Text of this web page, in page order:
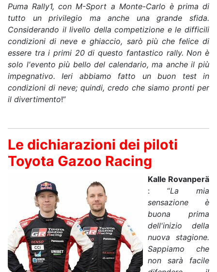
Puma Rally1, con M-Sport a Monte-Carlo è prima di
tutto un privilegio ma anche una grande sfida.
Considerando il livello della competizione e le difficili
condizioni di neve e ghiaccio, sarò più che felice di
essere tra i primi 20 di questo fantastico rally. Non è
solo l'evento più bello del calendario, ma anche il più
impegnativo. Ieri abbiamo fatto un buon test in
condizioni di neve; quindi, credo che siamo pronti per
il divertimento!”
Le dichiarazioni dei piloti
Toyota Gazoo Racing
Kalle Rovanperä
: “La mia
sensazione è
buona prima
dell'inizio della
nuova stagione.
Sappiamo che
non sarà facile